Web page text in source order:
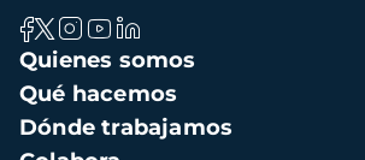
Navegación
principal
Quienes somos
Qué hacemos
Dónde trabajamos